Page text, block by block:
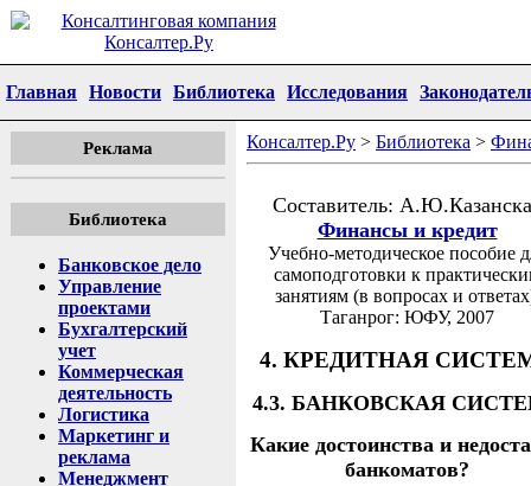
Главная Новости Библиотека Исследования
Реклама
Библиотека
Банковское дело
Управление
проектами
Бухгалтерский
учет
Коммерческая
деятельность
Логистика
Маркетинг и
реклама
Менеджмент
Консалтер.Ру > Библиотека >
Составитель:
Финансы и кредит
Учебно-методическое пособие
самоподготовки к
занятиям (в вопросах и
Таганрог: ЮФУ, 2007
4. КРЕДИТНАЯ
4.3. БАНКОВСКАЯ
Какие достоинства и
банкоматов?